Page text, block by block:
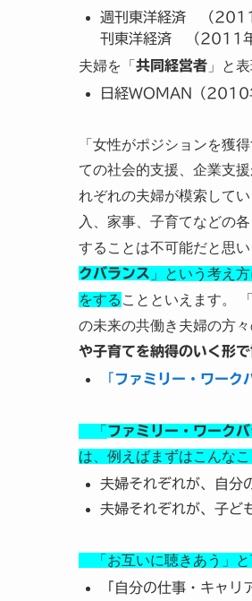
週刊東洋経済 （2011
刊東洋経済 （2011年
夫婦を「 共同経営者 」と
日経WOMAN（2010
「女性がポジションを獲
ての社会的支援、企業支
れぞれの夫婦が模索してい
入、家事、子育てなどの各
することは不可能だと思い
クバランス 」という考え
をする ことといえます。 「
の未来の共働き夫婦の方
や子育てを納得のいく形
ファミリー・ワー
「 ファミリー・ワーク
は、例えばまずはこんなこ
夫婦それぞれが、自分
夫婦それぞれが、子ど
「お互いに聴きあう」と
「自分の仕事・キャ